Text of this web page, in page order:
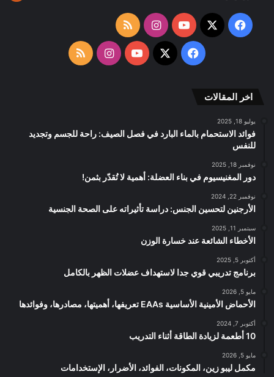
فيسبوك
‫X
‫YouTubeانستقرامملخص
الموقع
فيسبوك
‫X
‫YouTubeانستقرامملخص
اخر المقالات
يوليو 18, 2025
فوائد الاستحمام بالماء البارد في فصل الصيف: راحة للجسم وتجديد
للنفس
نوفمبر 18, 2025
دور المغنيسيوم في بناء العضلة: أهمية لا تُقدّر بثمن!
نوفمبر 22, 2024
الأرجنين لتحسين الجنس: دراسة تأثيراته على الصحة الجنسية
سبتمبر 11, 2025
الأخطاء الشائعة عند خسارة الوزن
أكتوبر 5, 2025
برنامج تدريبي قوي جدا لاستهداف عضلات الظهر بالكامل
مايو 5, 2026
الأحماض الأمينية الأساسية EAAs تعريفها، أهميتها، مصادرها، وفوائدها
أكتوبر 7, 2024
10 أطعمة لزيادة الطاقة أثناء التدريب
مايو 5, 2026
مكمل ليبو زين، المكونات، الفوائد، الأضرار، الإستخدامات